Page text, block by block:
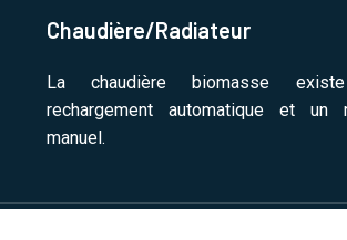
Chaudière/Radiateur
La chaudière biomasse
rechargement automatique et un
manuel.